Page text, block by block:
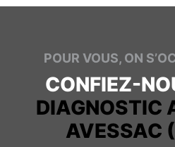
POUR VOUS, ON
CONFIEZ-
DIAGNOSTIC